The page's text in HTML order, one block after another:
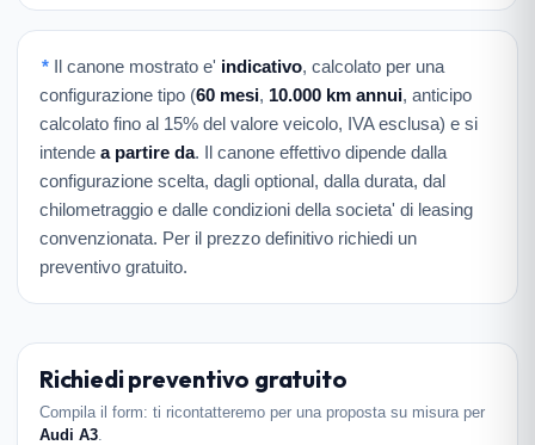
* Il canone mostrato e' indicativo, calcolato per una
configurazione tipo (60 mesi, 10.000 km annui, anticipo
calcolato fino al 15% del valore veicolo, IVA esclusa) e si
intende a partire da. Il canone effettivo dipende dalla
configurazione scelta, dagli optional, dalla durata, dal
chilometraggio e dalle condizioni della societa' di leasing
convenzionata. Per il prezzo definitivo richiedi un
preventivo gratuito.
Richiedi preventivo gratuito
Compila il form: ti ricontatteremo per una proposta su misura per
Audi A3.